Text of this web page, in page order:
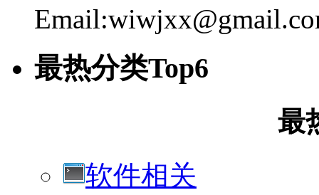
最热分类Top6
最
软件相关